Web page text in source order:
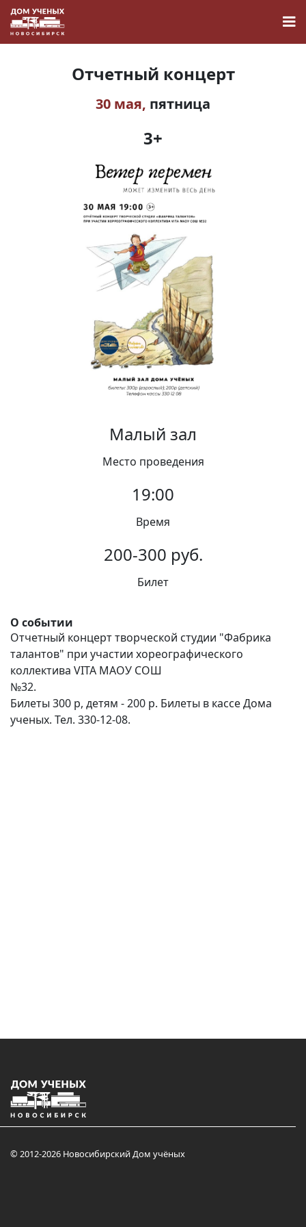
Наука
О Доме учёных
Виртуальный тур
Контакты
Вакансии
Отчетный концерт
30 мая, пятница
3+
Малый зал
Место проведения
19:00
Время
200-300 руб.
Билет
О событии
Отчетный концерт творческой студии "Фабрика
талантов" при участии хореографического
коллектива VITA МАОУ СОШ
№32.
Билеты 300 р, детям - 200 р. Билеты в кассе Дома
ученых. Тел. 330-12-08.
© 2012-2026 Новосибирский Дом учёных